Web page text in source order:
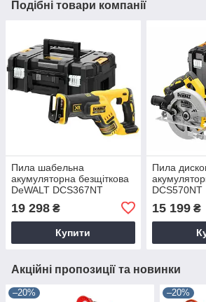
Подібні товари компанії
Пила шабельна
акумуляторна безщіткова
DeWALT DCS367NT
19 298 ₴
Купити
Пила
DCS570NT
15 199₴
Акційні пропозиції та новинки
–20% –20%